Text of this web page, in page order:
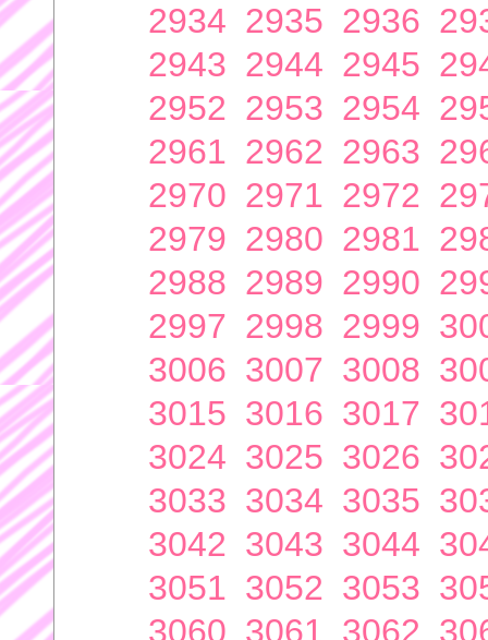
2934 2935 2936
2943 2944 2945
2952 2953 2954
2961 2962 2963
2970 2971 2972
2979 2980 2981
2988 2989 2990
2997 2998 2999
3006 3007 3008
3015 3016 3017
3024 3025 3026
3033 3034 3035
3042 3043 3044
3051 3052 3053
3060 3061 3062